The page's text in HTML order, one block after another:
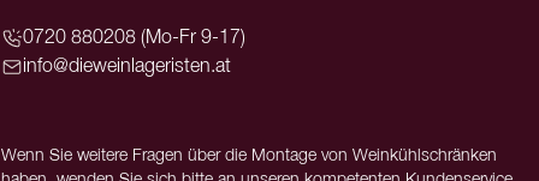
0720 880208 (Mo-Fr 9-17)
info@dieweinlageristen.at
Wenn Sie weitere Fragen über die Montage von Weinkühlschränken